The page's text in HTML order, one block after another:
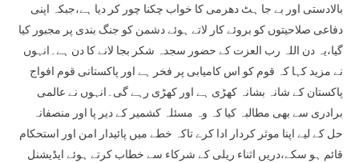
بالادستی اور بے جا ہٹ دھرمی کا خواب چکنا چور کر دیا ہے،جبکہ اپنی
دفاعی صلاحیتوں کو بروئے کار لاتے ہوئے دشمن کو جنگ بندی پر مجبور کیا
گیا،یہ دن اللہ رب العزت کے حضور سجدہ شکر بجا لانے کا دن ہے۔انہوں
نے مزید کہا کہ قوم کو اس کامیابی پر فخر ہے اور پاکستانی قوم افواج
پاکستان کے شانہ بشانہ کھڑی ہے اور کھڑی رہے گی۔انہوں نے عالمی
برادری سے بھی مطالبہ کیا کہ وہ مسئلہ کشمیر کے دیر پا اور منصفانہ
حل کے لیے اپنا موثر کردار ادا کرے تاکہ خطے میں پائیدار امن اور استحکام
قائم ہو سکے،دریں اثناء ریلی کے شرکاء سے خطاب کرتے ہوئے ایڈیشنل